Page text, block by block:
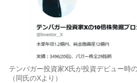
テンバガー投資家X氏が投資デビュー時
（同氏のXより）